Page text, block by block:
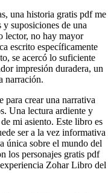
una historia gratis pdf me
suposiciones de una
lector, no hay mayor
escrito específicamente
se acercó lo suficiente
impresión duradera, un
narración.
para crear una narrativa
Una lectura ardiente y
mi asiento. Este libro es
ser a la vez informativa
única sobre el mundo del
los personajes gratis pdf
Zohar Libro del